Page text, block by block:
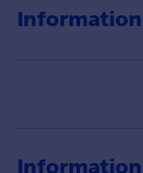
Insights
über
Anlagechancen.